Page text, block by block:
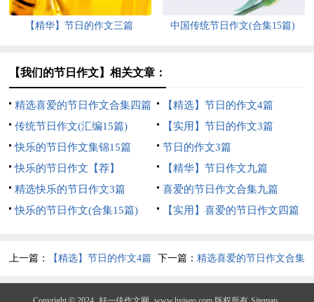
【精华】节日的作文三篇 中国传统节日作文(合集15篇)
【我们的节日作文】相关文章：
精选喜爱的节日作文合集四篇
【精选】节日的作文4篇
传统节日作文(汇编15篇)
【实用】节日的作文3篇
快乐的节日作文集锦15篇
节日的作文3篇
快乐的节日作文【荐】
【精华】节日作文九篇
精选快乐的节日作文3篇
喜爱的节日作文合集九篇
快乐的节日作文(合集15篇)
【实用】喜爱的节日作文四篇
上一篇： 【精选】节日的作文4篇 下一篇： 精选喜爱的节日作文合集